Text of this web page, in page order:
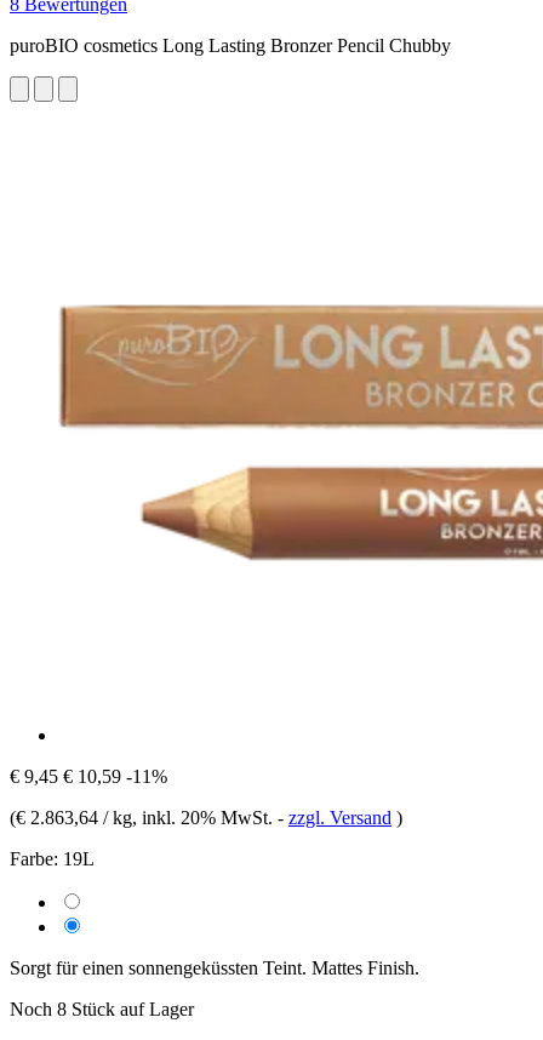
puroBIO cosmetics Long Lasting Bronzer Pencil Chubby
€ 9,45 € 10,59 -11%
(€ 2.863,64 / kg, inkl. 20% MwSt. - zzgl. Versand )
Farbe: 19L
Sorgt für einen sonnengeküssten Teint. Mattes Finish.
Noch 8 Stück auf Lager